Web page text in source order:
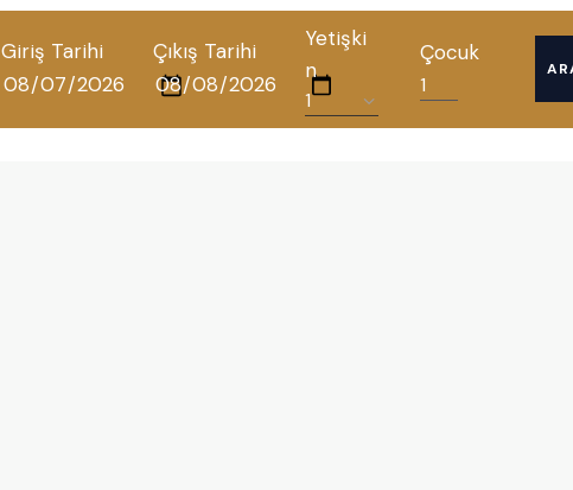
Giriş Tarihi Çıkış Tarihi
Yetişki
n
Çocuk
TÜM OTELLERIMIZ